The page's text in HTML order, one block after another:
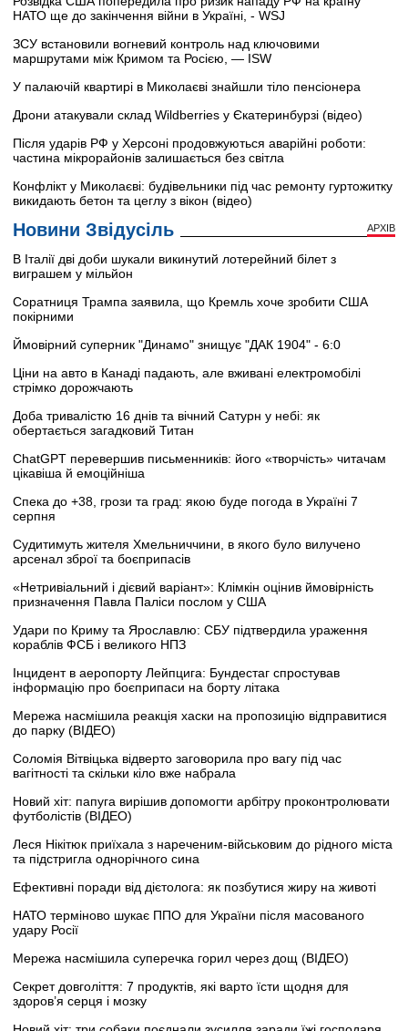
НАТО ще до закінчення війни в Україні, - WSJ
ЗСУ встановили вогневий контроль над ключовими
маршрутами між Кримом та Росією, — ISW
У палаючій квартирі в Миколаєві знайшли тіло пенсіонера
Дрони атакували склад Wildberries у Єкатеринбурзі (відео)
Після ударів РФ у Херсоні продовжуються аварійні роботи:
частина мікрорайонів залишається без світла
Конфлікт у Миколаєві: будівельники під час ремонту гуртожитку
викидають бетон та цеглу з вікон (відео)
Новини Звідусіль АРХІВ
В Італії дві доби шукали викинутий лотерейний білет з
виграшем у мільйон
Соратниця Трампа заявила, що Кремль хоче зробити США
покірними
Ймовірний суперник "Динамо" знищує "ДАК 1904" - 6:0
Ціни на авто в Канаді падають, але вживані електромобілі
стрімко дорожчають
Доба тривалістю 16 днів та вічний Сатурн у небі: як
обертається загадковий Титан
ChatGPT перевершив письменників: його «творчість» читачам
цікавіша й емоційніша
Спека до +38, грози та град: якою буде погода в Україні 7
серпня
Судитимуть жителя Хмельниччини, в якого було вилучено
арсенал зброї та боєприпасів
«Нетривіальний і дієвий варіант»: Клімкін оцінив ймовірність
призначення Павла Паліси послом у США
Удари по Криму та Ярославлю: СБУ підтвердила ураження
кораблів ФСБ і великого НПЗ
Інцидент в аеропорту Лейпцига: Бундестаг спростував
інформацію про боєприпаси на борту літака
Мережа насмішила реакція хаски на пропозицію відправитися
до парку (ВІДЕО)
Соломія Вітвіцька відверто заговорила про вагу під час
вагітності та скільки кіло вже набрала
Новий хіт: папуга вирішив допомогти арбітру проконтролювати
футболістів (ВІДЕО)
Леся Нікітюк приїхала з нареченим-військовим до рідного міста
та підстригла однорічного сина
Ефективні поради від дієтолога: як позбутися жиру на животі
НАТО терміново шукає ППО для України після масованого
удару Росії
Мережа насмішила суперечка горил через дощ (ВІДЕО)
Секрет довголіття: 7 продуктів, які варто їсти щодня для
здоров’я серця і мозку